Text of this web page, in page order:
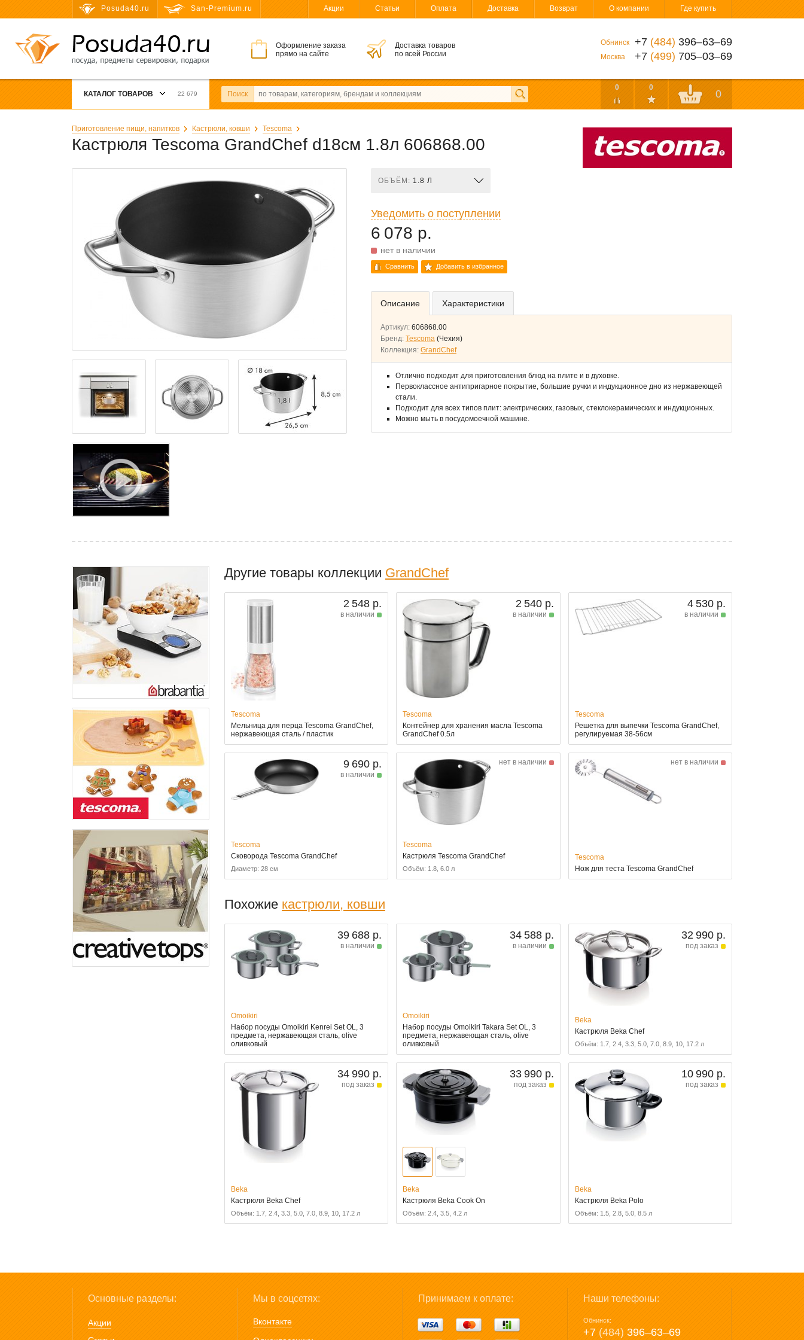
Posuda40.ru San-Premium.ru Акции Статьи Оплата Доставка Возврат О компании Где купить
Оформление заказа
прямо на сайте
Доставка товаров
по всей России
Обнинск +7 (484) 396‒63‒69
Москва +7 (499) 705‒03‒69
КАТАЛОГ ТОВАРОВ 22 679 Поиск
0 0
0
Приготовление пищи, напитков Кастрюли, ковши Tescoma
Кастрюля Tescoma GrandChef d18см 1.8л 606868.00
ОБЪЁМ: 1.8 Л
Уведомить о поступлении
6 078 р.
нет в наличии
Сравнить Добавить в избранное
Описание Характеристики
Артикул: 606868.00
Бренд: Tescoma (Чехия)
Коллекция: GrandChef
Отлично подходит для приготовления блюд на плите и в духовке.
Первоклассное антипригарное покрытие, большие ручки и индукционное дно из нержавеющей
стали.
Подходит для всех типов плит: электрических, газовых, стеклокерамических и индукционных.
Можно мыть в посудомоечной машине.
Другие товары коллекции GrandChef
2 548 р.
в наличии
Tescoma
Мельница для перца Tescoma GrandChef,
нержавеющая сталь / пластик
2 540 р.
в наличии
Tescoma
Контейнер для хранения масла Tescoma
GrandChef 0.5л
4 530 р.
в наличии
Tescoma
Решетка для выпечки Tescoma GrandChef,
регулируемая 38-56см
9 690 р.
в наличии
Tescoma
Сковорода Tescoma GrandChef
Диаметр: 28 см
нет в наличии
Tescoma
Кастрюля Tescoma GrandChef
Объём: 1.8, 6.0 л
нет в наличии
Tescoma
Нож для теста Tescoma GrandChef
Похожие кастрюли, ковши
39 688 р.
в наличии
Omoikiri
Набор посуды Omoikiri Kenrei Set OL, 3
предмета, нержавеющая сталь, olive
оливковый
34 588 р.
в наличии
Omoikiri
Набор посуды Omoikiri Takara Set OL, 3
предмета, нержавеющая сталь, olive
оливковый
32 990 р.
под заказ
Beka
Кастрюля Beka Chef
Объём: 1.7, 2.4, 3.3, 5.0, 7.0, 8.9, 10, 17.2 л
34 990 р.
под заказ
Beka
Кастрюля Beka Chef
Объём: 1.7, 2.4, 3.3, 5.0, 7.0, 8.9, 10, 17.2 л
33 990 р.
под заказ
Beka
Кастрюля Beka Cook On
Объём: 2.4, 3.5, 4.2 л
10 990 р.
под заказ
Beka
Кастрюля Beka Polo
Объём: 1.5, 2.8, 5.0, 8.5 л
Основные разделы:
Акции
Мы в соцсетях:
Вконтакте
Принимаем к оплате: Наши телефоны:
Обнинск:
+7 (484) 396‒63‒69